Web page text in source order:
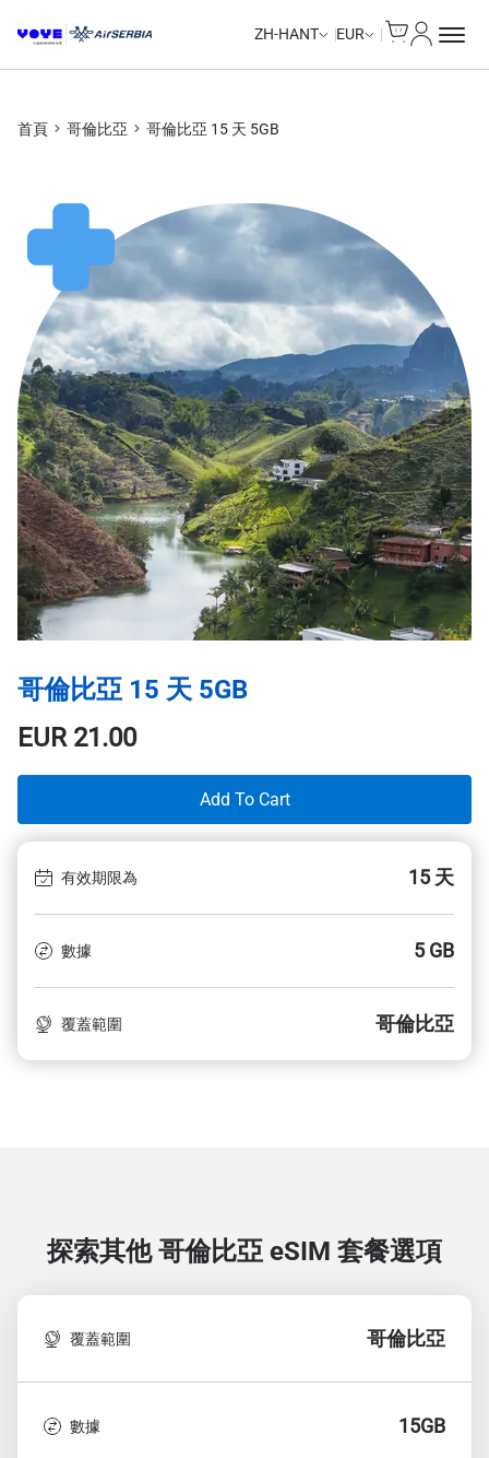
ZH-HANT EUR
首頁 哥倫比亞 哥倫比亞 15 天 5GB
哥倫比亞 15 天 5GB
EUR21.00
Add To Cart
有效期限為 15 天
數據 5 GB
覆蓋範圍 哥倫比亞
探索其他 哥倫比亞 eSIM 套餐選項
覆蓋範圍 哥倫比亞
數據 15GB